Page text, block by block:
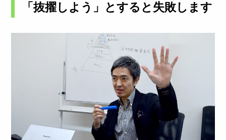
「抜擢しよう」とすると失敗します